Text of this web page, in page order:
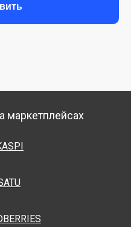
маркетплейсах